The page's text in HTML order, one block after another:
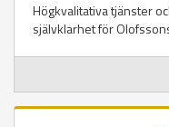
Högkvalitativa tjänster
självklarhet för